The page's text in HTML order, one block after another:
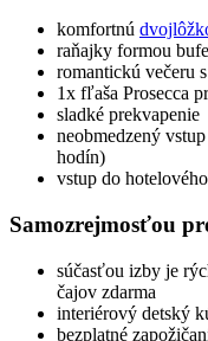
komfortnú
raňajky formou
romantickú večeru
1x fľaša Prosecca
sladké prekvapenie
neobmedzený
hodín)
vstup do hotelového
Samozrejmosťou
súčasťou izby je
čajov zdarma
interiérový detský
bezplatné